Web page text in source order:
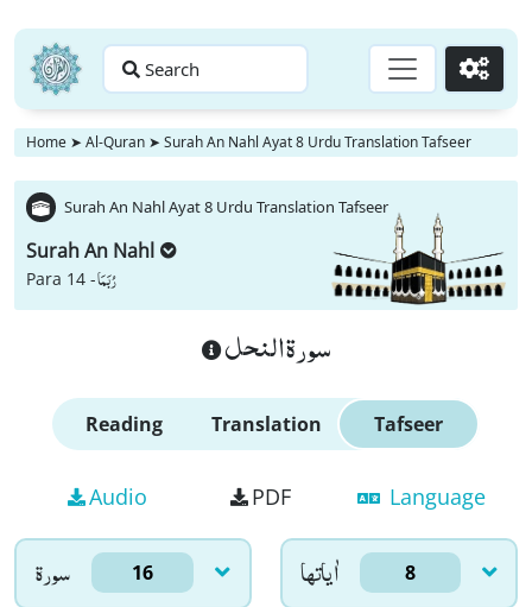
Search Go
Home ➤ Al-Quran ➤ Surah An Nahl Ayat 8 Urdu Translation Tafseer
Surah An Nahl Ayat 8 Urdu Translation Tafseer
Surah An Nahl
Para 14 -رُبَمَا
سورة النحل
Reading Translation Tafseer
Audio PDF Language
سورۃ 16 اٰياتها 8